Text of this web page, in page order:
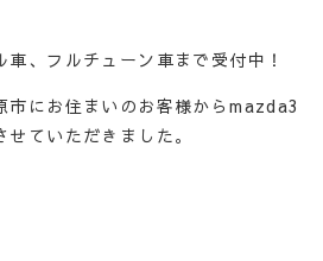
、フルチューン車まで受付中！
市にお住まいのお客様からmazda3
ていただきました。